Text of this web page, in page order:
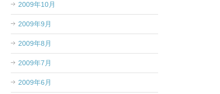
2009年10月
2009年9月
2009年8月
2009年7月
2009年6月